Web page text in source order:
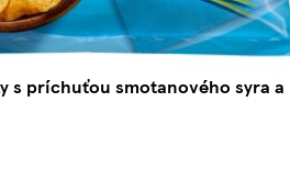
s príchuťou smotanového syra a